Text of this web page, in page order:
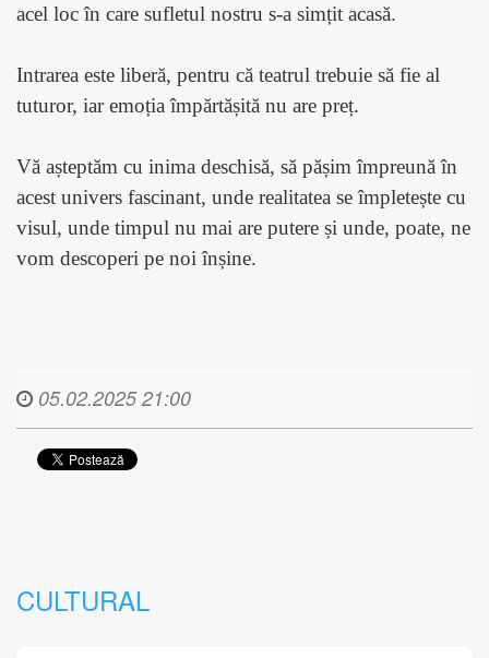
acel loc în care sufletul nostru s-a simțit acasă.
Intrarea este liberă, pentru că teatrul trebuie să fie al
tuturor, iar emoția împărtășită nu are preț.
Vă așteptăm cu inima deschisă, să pășim împreună în
acest univers fascinant, unde realitatea se împletește cu
visul, unde timpul nu mai are putere și unde, poate, ne
vom descoperi pe noi înșine.
05.02.2025 21:00
CULTURAL